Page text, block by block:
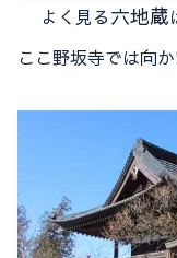
よく見る六地蔵
ここ野坂寺では向